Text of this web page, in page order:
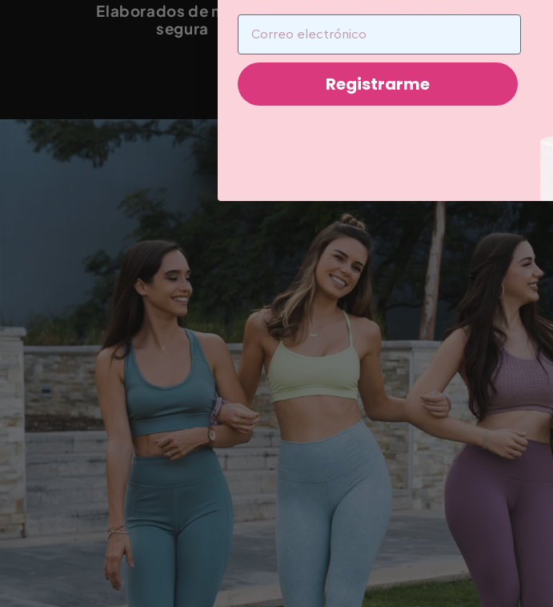
Elaborados de manera
segura
Delicioso sabor
Email
Registrarme